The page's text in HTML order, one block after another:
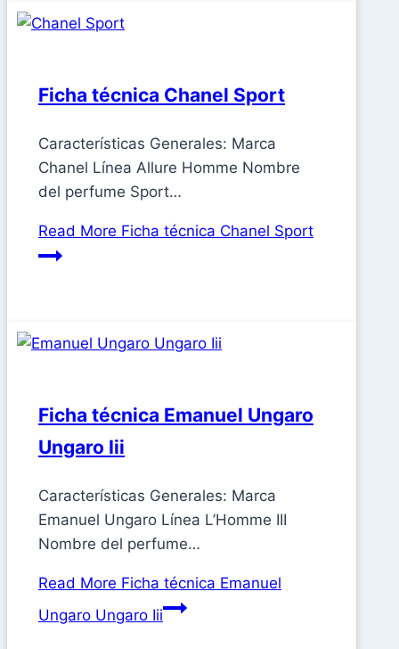
Ficha técnica Chanel Sport
Características Generales: Marca
Chanel Línea Allure Homme Nombre
del perfume Sport…
Read More Ficha técnica Chanel Sport
Ficha técnica Emanuel Ungaro
Ungaro Iii
Características Generales: Marca
Emanuel Ungaro Línea L’Homme III
Nombre del perfume…
Read More Ficha técnica Emanuel
Ungaro Ungaro Iii